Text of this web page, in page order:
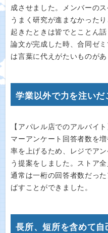
成させました。メンバーの
うまく研究が進まなかった
起きたときは皆でとことん
論文が完成した時、合同ゼ
は言葉に代えがたいものがあ
学業以外で力を注いだ
【アパレル店でのアルバイ
マーアンケート回答者数を
率を上げるため、レジでア
う提案をしました。ストア
通常は一桁の回答者数だっ
ばすことができました。
長所、短所を含めて自